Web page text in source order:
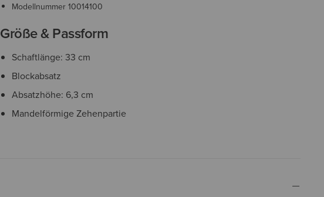
Modellnummer10014100
Größe & Passform
Schaftlänge: 33 cm
Blockabsatz
Absatzhöhe: 6,3 cm
Mandelförmige Zehenpartie